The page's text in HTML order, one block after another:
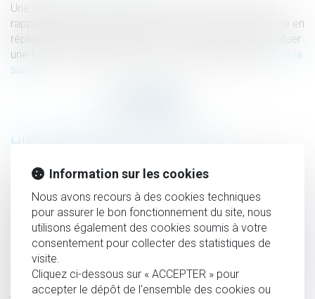
Une décision de la Cour de cassation du 11 avril 2018
rappelle qu'avoir une relation en cours de divorce, même en
réplique à celle entretenue par son conjoint, peut constituer
une faute et entraîner un divorce aux torts partagés...
Lire la
suite
HISTORIQUE
Changer de nom de famille pour un motif d’ordre affectif
est parfois possible - Éditions Francis Lefebvre
Confiscation du produit de l’infraction : pas d’exigence de
proportionnalité - Atteinte aux biens | Dalloz Actualité
Mariage : quelles sont les contraintes légales ? - Capital.fr
Seule la violation d'une clause d'exclusivité valable peut
justifier un licenciement
Information sur les cookies
Nous avons recours à des cookies techniques
pour assurer le bon fonctionnement du site, nous
utilisons également des cookies soumis à votre
consentement pour collecter des statistiques de
visite.
Cliquez ci-dessous sur « ACCEPTER » pour
accepter le dépôt de l'ensemble des cookies ou